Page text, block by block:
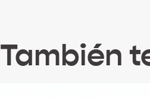
También